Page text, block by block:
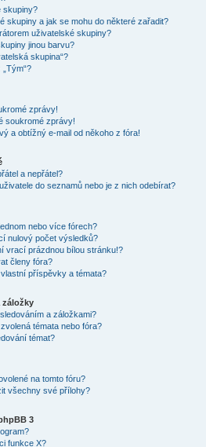
skupiny?
skupiny a jak se mohu do některé zařadit?
uživatelské skupiny?
jinou barvu?
skupina“?
zprávy!
soukromé zprávy!
a obtížný e-mail od někoho z fóra!
a nepřátel?
do seznamů nebo je z nich odebírat?
nebo více fórech?
nulový počet výsledků?
vrací prázdnou bílou stránku!?
členy fóra?
příspěvky a témata?
záložky
a záložkami?
témata nebo fóra?
témat?
na tomto fóru?
všechny své přílohy?
3
funkce X?